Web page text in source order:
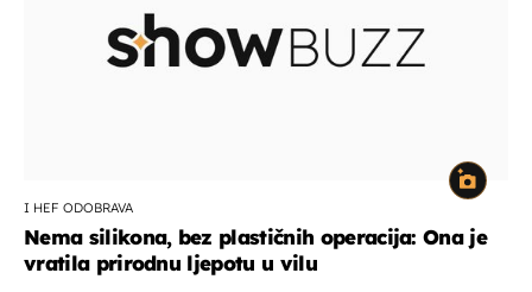
I HEF ODOBRAVA
Nema silikona, bez plastičnih operacija: Ona je
vratila prirodnu ljepotu u vilu